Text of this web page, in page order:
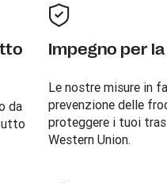
da
Impegno per
Le nostre misure in
prevenzione delle
proteggere i tuoi
Western Union.